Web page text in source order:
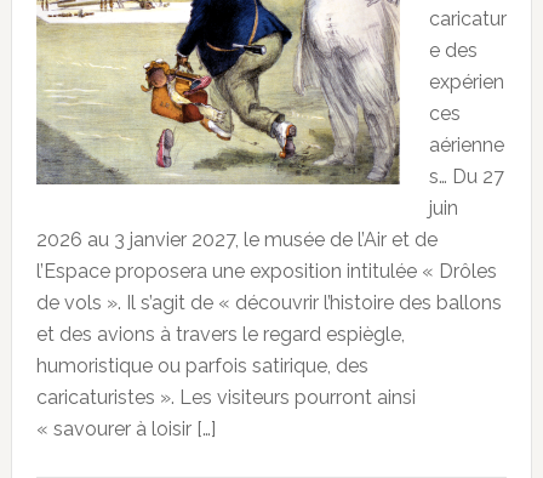
caricatur
e des
expérien
ces
aérienne
s… Du 27
juin
2026 au 3 janvier 2027, le musée de l’Air et de
l’Espace proposera une exposition intitulée « Drôles
de vols ». Il s’agit de « découvrir l’histoire des ballons
et des avions à travers le regard espiègle,
humoristique ou parfois satirique, des
caricaturistes ». Les visiteurs pourront ainsi
« savourer à loisir […]